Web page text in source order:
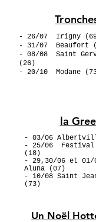
- 26/07 Irigny
- 31/07 Beaufort
- 08/08 Saint
(26)
- 20/10 Modane
la
- 03/06
- 25/06
Festival
(18)
- 29,30/06 et 01/
Aluna
(07)
- 10/08 Saint
(73)
Un Noël